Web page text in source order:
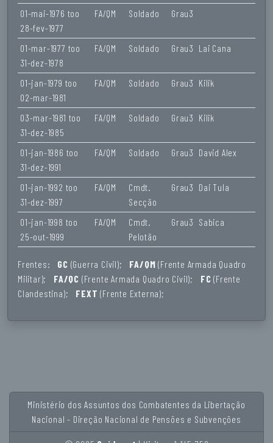
01-mai-1976 too
28-fev-1977
FA/QM Soldado Grau3
01-mar-1977 too
31-dez-1978
FA/QM Soldado Grau3 Lai Cana
01-jan-1979 too
02-mar-1981
FA/QM Soldado Grau3 Kilik
03-mar-1981 too
31-dez-1985
FA/QM Soldado Grau3 Kilik
01-jan-1986 too
31-dez-1991
FA/QM Soldado Grau3 David Alex
01-jan-1992 too
31-dez-1997
FA/QM
Cmdt.
Secção
Grau3 Dai Tula
01-jan-1998 too
25-out-1999
FA/QM
Cmdt.
Pelotão
Grau3 Sabica
Frentes: GC (Guerra Civil); FA/QM(Frente Armada Quadro
Militar);
FA/QC (Frente Armada Quadro Civil); FC(Frente
Clandestina);
FEXT (Frente Externa);
Ministério dos Assuntos dos Combatentes da Libertação
Nacional - Direção Nacional de Pensões e Subvenções